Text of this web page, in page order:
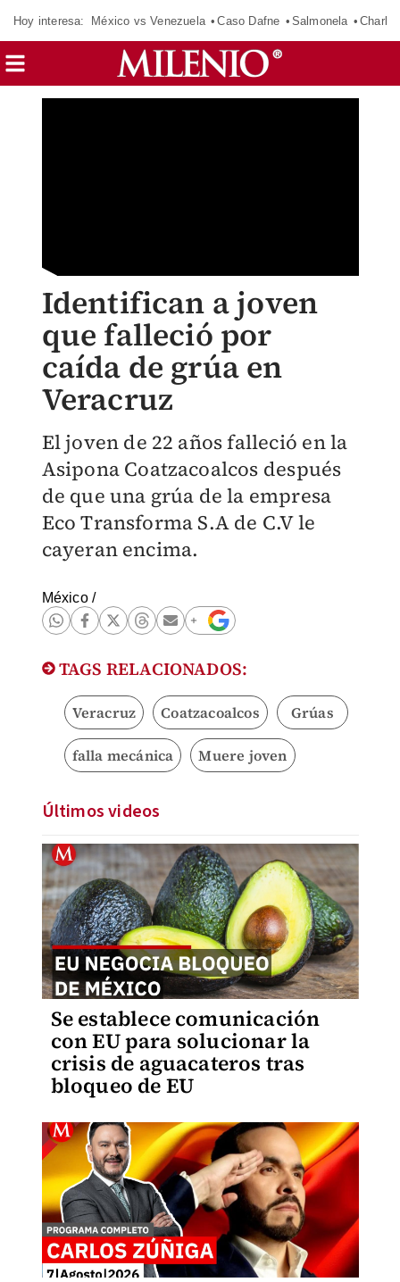
Hoy interesa: México vs Venezuela Caso Dafne Salmonela
Identifican a joven
que falleció por
caída de grúa en
Veracruz
El joven de 22 años falleció en la
Asipona Coatzacoalcos después
de que una grúa de la empresa
Eco Transforma S.A de C.V le
cayeran encima.
México/
TAGS RELACIONADOS:
Veracruz Coatzacoalcos Grúas
falla mecánica Muere joven
Últimos videos
Se establece comunicación
con EU para solucionar la
crisis de aguacateros tras
bloqueo de EU